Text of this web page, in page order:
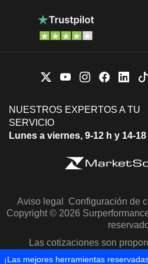
NUESTROS EXPERTOS A TU
SERVICIO
Lunes a viernes, 9-12 h y 14-18
Aviso legal Configuración de
Copyright © 2026
Las cotizaciones son
Morningstar y
¡Las mejores herramientas